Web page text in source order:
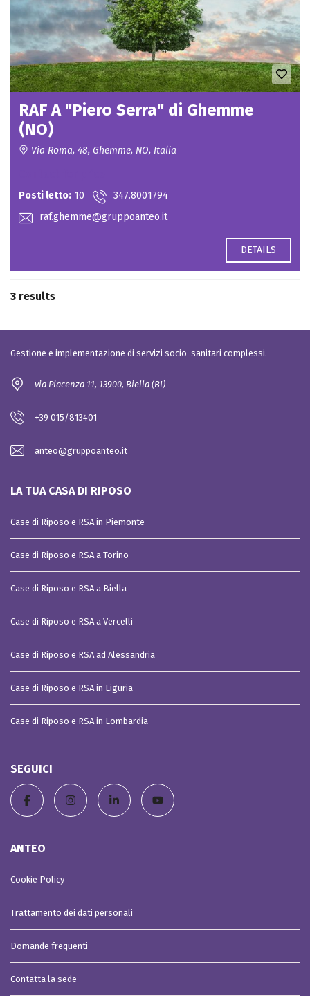
RAF A "Piero Serra" di Ghemme
(NO)
Via Roma, 48, Ghemme, NO, Italia
Posti letto: 10
347.8001794
raf.ghemme@gruppoanteo.it
DETAILS
3 results
Gestione e implementazione di servizi socio-sanitari complessi.
via Piacenza 11, 13900, Biella (BI)
+39 015/813401
anteo@gruppoanteo.it
LA TUA CASA DI RIPOSO
Case di Riposo e RSA in Piemonte
Case di Riposo e RSA a Torino
Case di Riposo e RSA a Biella
Case di Riposo e RSA a Vercelli
Case di Riposo e RSA ad Alessandria
Case di Riposo e RSA in Liguria
Case di Riposo e RSA in Lombardia
SEGUICI
ANTEO
Cookie Policy
Trattamento dei dati personali
Domande frequenti
Contatta la sede